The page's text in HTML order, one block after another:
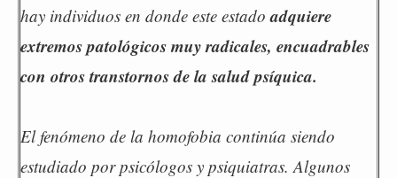
hay individuos en donde este estadoadquiere
extremos patológicos muy radicales, encuadrables
con otros transtornos de la salud psíquica.
El fenómeno de la homofobia continúa siendo
estudiado por psicólogos y psiquiatras. Algunos